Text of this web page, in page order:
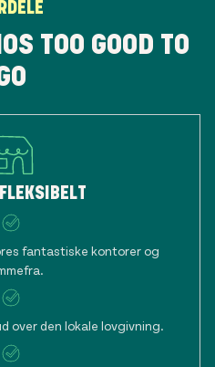
TOO GOOD TO
fantastiske kontorer og
over den lokale lovgivning.